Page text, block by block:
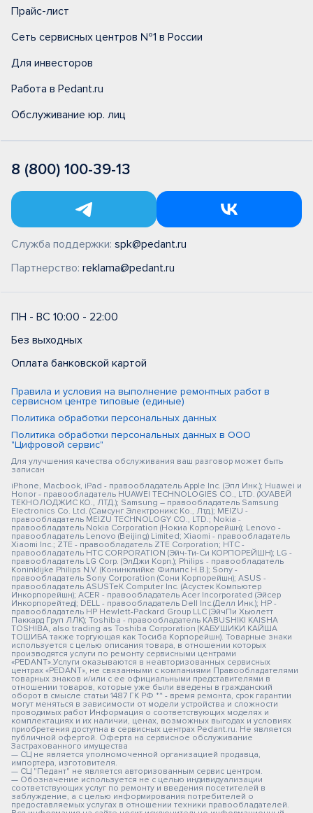
Прайс-лист
Сеть сервисных центров №1 в России
Для инвесторов
Работа в Pedant.ru
Обслуживание юр. лиц
8 (800) 100-39-13
Служба поддержки: spk@pedant.ru
Партнерство: reklama@pedant.ru
ПН - ВС 10:00 - 22:00
Без выходных
Оплата банковской картой
Правила и условия на выполнение ремонтных работ в
сервисном центре типовые (единые)
Политика обработки персональных данных
Политика обработки персональных данных в ООО
"Цифровой сервис"
Для улучшения качества обслуживания ваш разговор может быть
записан
iPhone, Macbook, iPad - правообладатель Apple Inc. (Эпл Инк.); Huawei и
Honor - правообладатель HUAWEI TECHNOLOGIES CO., LTD. (ХУАВЕЙ
ТЕКНОЛОДЖИС КО., ЛТД.); Samsung – правообладатель Samsung
Electronics Co. Ltd. (Самсунг Электроникс Ко., Лтд.); MEIZU -
правообладатель MEIZU TECHNOLOGY CO., LTD.; Nokia -
правообладатель Nokia Corporation (Нокиа Корпорейшн); Lenovo -
правообладатель Lenovo (Beijing) Limited; Xiaomi - правообладатель
Xiaomi Inc.; ZTE - правообладатель ZTE Corporation; HTC -
правообладатель HTC CORPORATION (Эйч-Ти-Си КОРПОРЕЙШН); LG -
правообладатель LG Corp. (ЭлДжи Корп.); Philips - правообладатель
Koninklijke Philips N.V. (Конинклийке Филипс Н.В.); Sony -
правообладатель Sony Corporation (Сони Корпорейшн); ASUS -
правообладатель ASUSTeK Computer Inc. (Асустек Компьютер
Инкорпорейшн); ACER - правообладатель Acer Incorporated (Эйсер
Инкорпорейтед); DELL - правообладатель Dell Inc.(Делл Инк.); HP -
правообладатель HP Hewlett-Packard Group LLC (ЭйчПи Хьюлетт
Паккард Груп ЛЛК); Toshiba - правообладатель KABUSHIKI KAISHA
TOSHIBA, also trading as Toshiba Corporation (КАБУШИКИ КАЙША
ТОШИБА также торгующая как Тосиба Корпорейшн). Товарные знаки
используется с целью описания товара, в отношении которых
производятся услуги по ремонту сервисными центрами
«PEDANT».Услуги оказываются в неавторизованных сервисных
центрах «PEDANT», не связанными с компаниями Правообладателями
товарных знаков и/или с ее официальными представителями в
отношении товаров, которые уже были введены в гражданский
оборот в смысле статьи 1487 ГК РФ ** - время ремонта, срок гарантии
могут меняться в зависимости от модели устройства и сложности
проводимых работ Информация о соответствующих моделях и
комплектациях и их наличии, ценах, возможных выгодах и условиях
приобретения доступна в сервисных центрах Pedant.ru. Не является
публичной офертой. Оферта на сервисное обслуживание
Застрахованного имущества
— СЦ не является уполномоченной организацией продавца,
импортера, изготовителя.
— СЦ "Педант" не является авторизованным сервис центром.
— Обозначение используется не с целью индивидуализации
соответствующих услуг по ремонту и введения посетителей в
заблуждение, а с целью информирования потребителей о
предоставляемых услугах в отношении техники правообладателей.